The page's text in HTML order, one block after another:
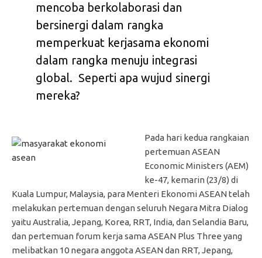
mencoba berkolaborasi dan
bersinergi dalam rangka
memperkuat kerjasama ekonomi
dalam rangka menuju integrasi
global. Seperti apa wujud sinergi
mereka?
Pada hari kedua rangkaian
pertemuan ASEAN
Economic Ministers (AEM)
ke-47, kemarin (23/8) di
Kuala Lumpur, Malaysia, para Menteri Ekonomi ASEAN telah
melakukan pertemuan dengan seluruh Negara Mitra Dialog
yaitu Australia, Jepang, Korea, RRT, India, dan Selandia Baru,
dan pertemuan forum kerja sama ASEAN Plus Three yang
melibatkan 10 negara anggota ASEAN dan RRT, Jepang,